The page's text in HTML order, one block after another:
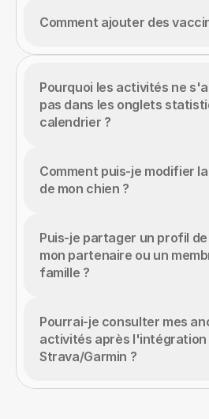
Comment ajouter des
Pourquoi les activités ne
pas dans les onglets
calendrier ?
Comment puis-je modifier
de mon chien ?
Puis-je partager un profil
mon partenaire ou un
famille ?
Pourrai-je consulter mes
activités après l'intégration
Strava/Garmin ?